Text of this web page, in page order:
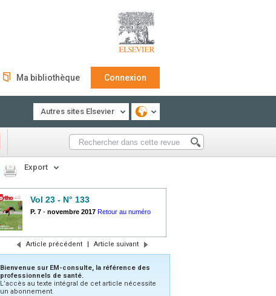
Ma bibliothèque Connexion
Autres sites Elsevier
Export
Vol 23 - N° 133
P. 7 - novembre 2017 Retour au numéro
Article précédent | Article suivant
Bienvenue sur EM-consulte, la référence des
professionnels de santé.
L’accès au texte intégral de cet article nécessite
un abonnement.